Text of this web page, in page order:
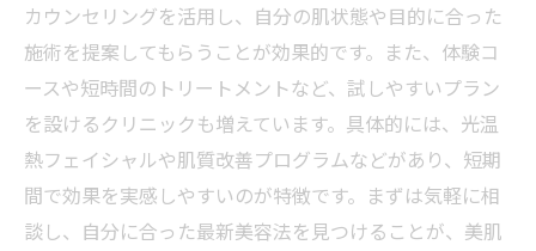
カウンセリングを活用し、自分の肌状態や目的に合った
施術を提案してもらうことが効果的です。また、体験コ
ースや短時間のトリートメントなど、試しやすいプラン
を設けるクリニックも増えています。具体的には、光温
熱フェイシャルや肌質改善プログラムなどがあり、短期
間で効果を実感しやすいのが特徴です。まずは気軽に相
談し、自分に合った最新美容法を見つけることが、美肌